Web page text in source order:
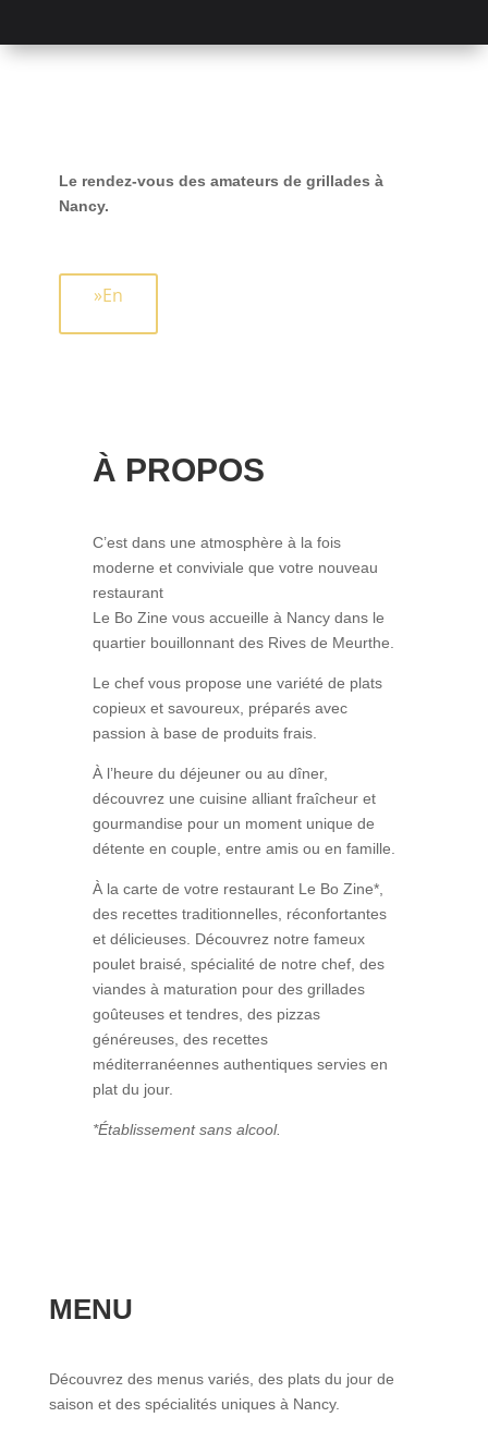
Le rendez-vous des amateurs de grillades à
Nancy.
»En
À PROPOS
C’est dans une atmosphère à la fois
moderne et conviviale que votre nouveau
restaurant
Le Bo Zine vous accueille à Nancy dans le
quartier bouillonnant des Rives de Meurthe.
Le chef vous propose une variété de plats
copieux et savoureux, préparés avec
passion à base de produits frais.
À l’heure du déjeuner ou au dîner,
découvrez une cuisine alliant fraîcheur et
gourmandise pour un moment unique de
détente en couple, entre amis ou en famille.
À la carte de votre restaurant Le Bo Zine*,
des recettes traditionnelles, réconfortantes
et délicieuses. Découvrez notre fameux
poulet braisé, spécialité de notre chef, des
viandes à maturation pour des grillades
goûteuses et tendres, des pizzas
généreuses, des recettes
méditerranéennes authentiques servies en
plat du jour.
*Établissement sans alcool.
MENU
Découvrez des menus variés, des plats du jour de
saison et des spécialités uniques à Nancy.